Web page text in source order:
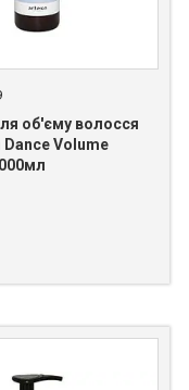
об'єму волосся
Volume